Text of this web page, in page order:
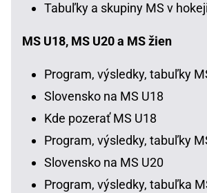
Tabuľky a skupiny MS v hokeji
MS U18, MS U20 a MS žien
Program, výsledky, tabuľky
Slovensko na MS U18
Kde pozerať MS U18
Program, výsledky, tabuľky
Slovensko na MS U20
Program, výsledky, tabuľka